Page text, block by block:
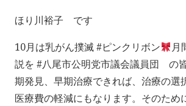
ほり川裕子 です
10月は乳がん撲滅 #ピンクリボン
月
説を #八尾市公明党市議会議員団 の
期発見、早期治療できれば、治療の選
医療費の軽減にもなります。そのため